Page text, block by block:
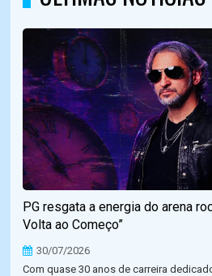
PG resgata a energia do arena
Volta ao Começo”
30/07/2026
Com quase 30 anos de carreira